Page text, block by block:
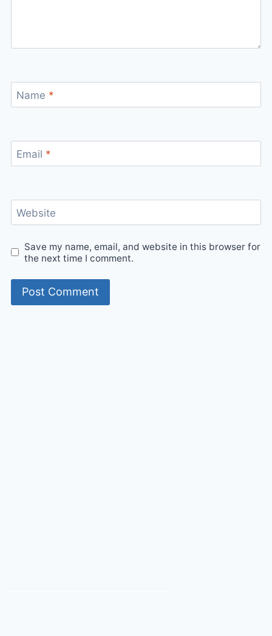
Name *
Email *
Website
Save my name, email, and website in this browser for
the next time I comment.